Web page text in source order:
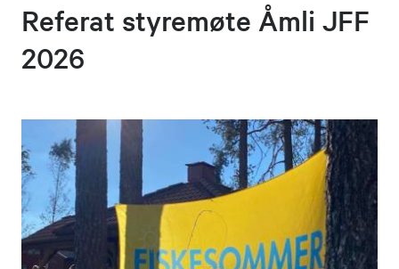
Referat styremøte Åmli JFF
2026